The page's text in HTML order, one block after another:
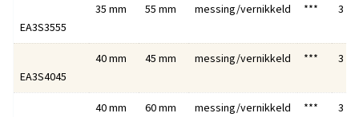
EA3S3555
35 mm 55 mm messing/vernikkeld *** 3
EA3S4045
40 mm 45 mm messing/vernikkeld *** 3
40 mm 60 mm messing/vernikkeld *** 3